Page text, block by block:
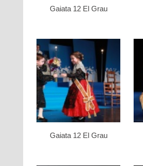
Gaiata 12 El Grau
Gaiata 12 El Grau